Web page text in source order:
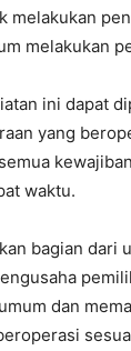
melakukan
melakukan
ini dapat
yang
waktu.
bagian dari
dan